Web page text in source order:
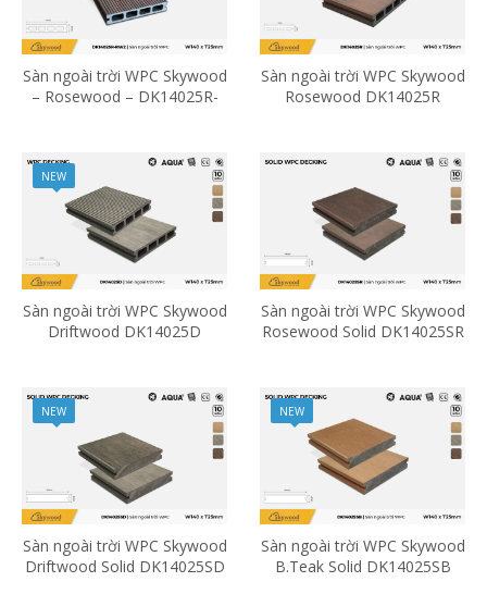
Sàn ngoài trời WPC Skywood
– Rosewood – DK14025R-
Sàn ngoài trời WPC Skywood
Rosewood DK14025R
NEW
Sàn ngoài trời WPC Skywood
Driftwood DK14025D
Sàn ngoài trời WPC Skywood
Rosewood Solid DK14025SR
NEW
Sàn ngoài trời WPC Skywood
Driftwood Solid DK14025SD
NEW
Sàn ngoài trời WPC Skywood
B.Teak Solid DK14025SB